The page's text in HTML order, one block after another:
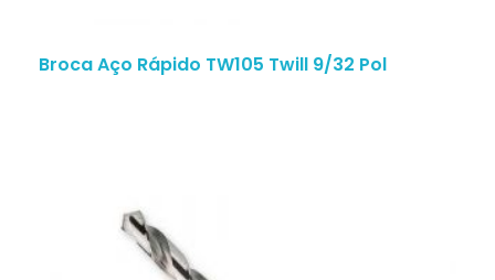
Broca Aço Rápido TW105 Twill 9/32 Pol